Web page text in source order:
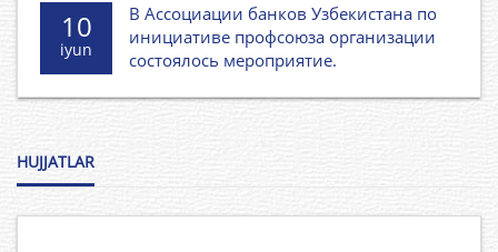
10
iyun
В Ассоциации банков Узбекистана по
инициативе профсоюза организации
состоялось мероприятие.
HUJJATLAR